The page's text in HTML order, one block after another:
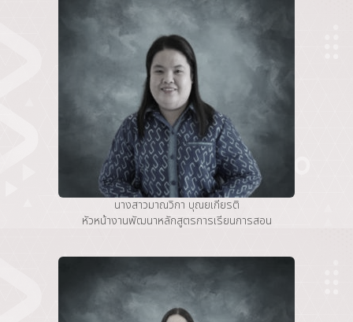
นางสาวมาณวิกา บุณยเกียรติ
หัวหน้างานพัฒนาหลักสูตรการเรียนการสอน